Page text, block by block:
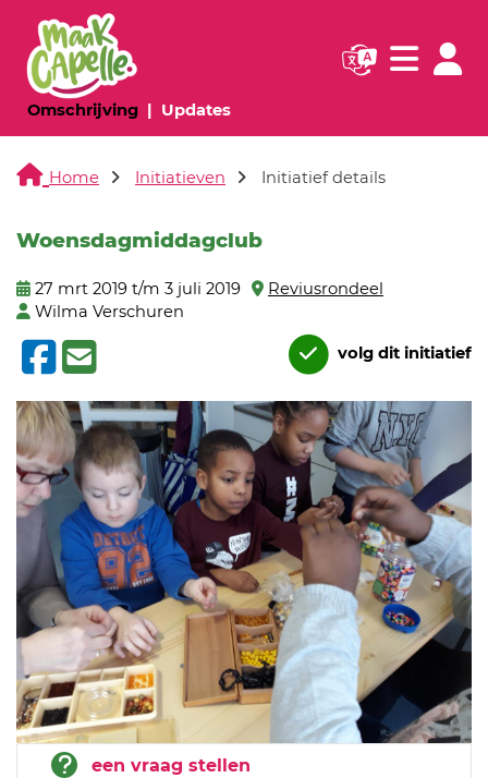
Omschrijving(huidige pagina)
Updates(huidige pagina)
Navigatie
Home Initiatieven Initiatief details
Woensdagmiddagclub
27 mrt 2019 t/m 3 juli 2019
Reviusrondeel
Wilma Verschuren
volg dit initiatief
een vraag stellen